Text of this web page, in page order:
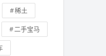
稀土
二手宝马